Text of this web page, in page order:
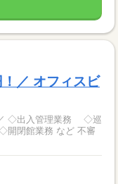
／ オフィスビ
館業務 など 不審